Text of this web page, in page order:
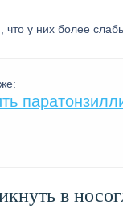
что у них более
в